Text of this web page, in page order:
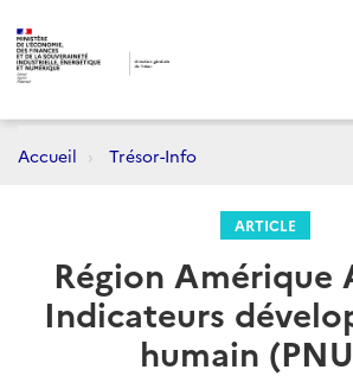
Accueil Trésor-Info
ARTICLE
Région Amérique
Indicateurs
humain